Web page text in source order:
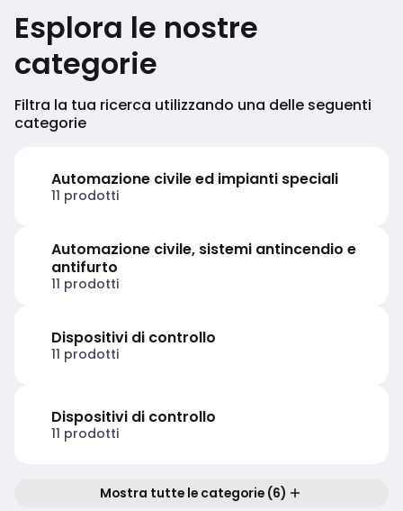
che migliorano concretamente la qualità della vita
nelle esperienze dell’abitare, del lavorare e del
vivere quotidiano.
Esplora le nostre
categorie
Filtra la tua ricerca utilizzando una delle seguenti
categorie
Automazione civile ed impianti speciali
11 prodotti
Automazione civile, sistemi antincendio e
antifurto
11 prodotti
Dispositivi di controllo
11 prodotti
Dispositivi di controllo
11 prodotti
Mostra tutte le categorie (6)